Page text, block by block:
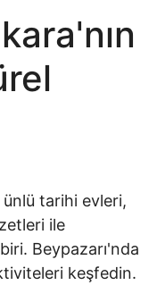
ünlü tarihi evleri,
ile
Beypazarı'nda
keşfedin.